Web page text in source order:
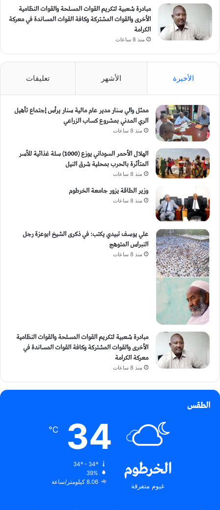
مبادرة شعبية لتكريم القوات المسلحة والقوات النظامية
الأخرى والقوات المشتركة وكافة القوات المساندة في معركة
الكرامة
منذ 8 ساعات
الأخيرة الأشهر تعليقات
ممثل والي سنار مدير عام مالية سنار يرأس إجتماع تأهيل
الري المدني بمشروع كساب الزراعي
منذ 8 ساعات
الهلال الأحمر السوداني يوزع (1000) سلة غذائية للأسر
المتأثرة بالحرب بمحلية شرق النيل
منذ 8 ساعات
وزير الطاقة يزور جامعة الخرطوم
منذ 8 ساعات
علي يوسف تبيدي يكتب: في ذكرى الشيخ ابوعزة رجل
النبراس المتوهج
منذ 8 ساعات
مبادرة شعبية لتكريم القوات المسلحة والقوات النظامية
الأخرى والقوات المشتركة وكافة القوات المساندة في
معركة الكرامة
منذ 8 ساعات
الطقس
الخرطوم
غيوم متفرقة
34
℃
39%
8.06 كيلومتر/ساعة